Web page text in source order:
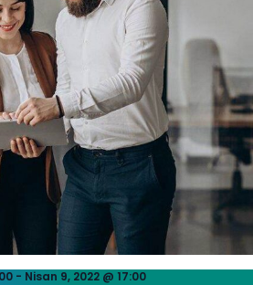
- Nisan 9, 2022 @ 17:00